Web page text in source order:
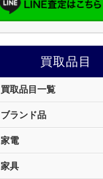
買取品目
買取品目一覧
ブランド品
家電
家具